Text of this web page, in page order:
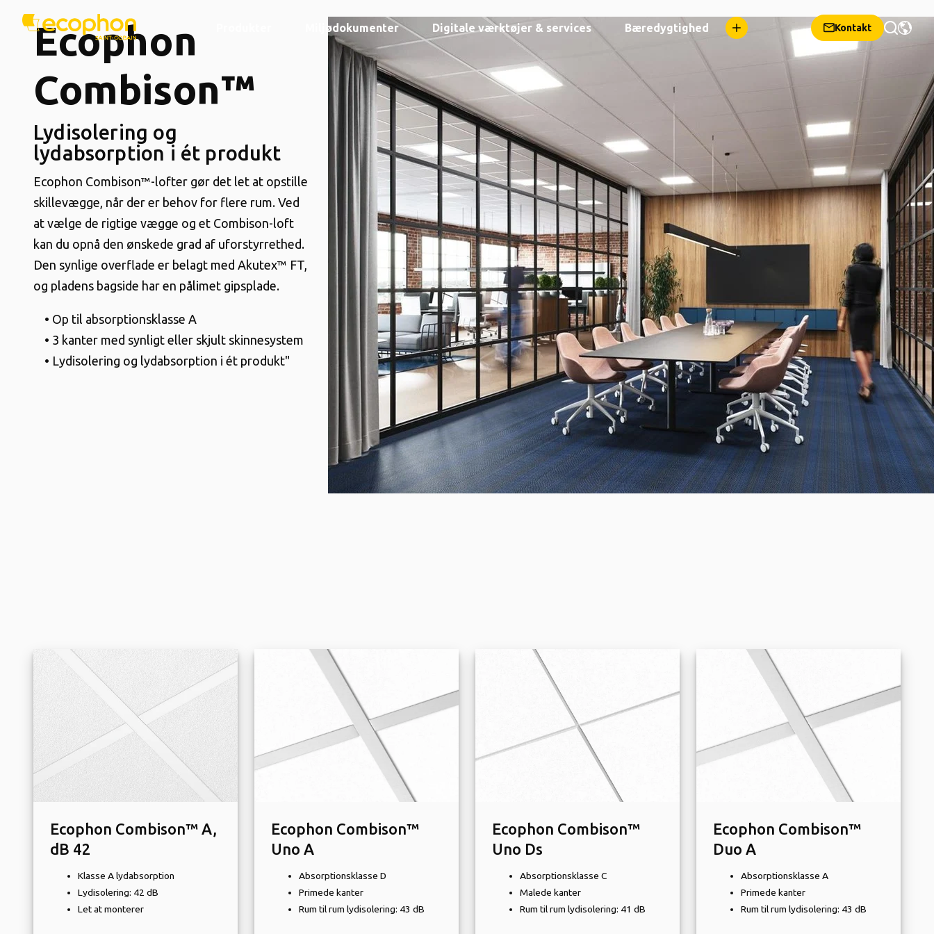
Miljødokumenter Digitale værktøjer & services Bæredygtighed Kontakt
Ecophon
Combison™
Lydisolering og
lydabsorption i ét produkt
Ecophon Combison™-lofter gør det let at opstille
skillevægge, når der er behov for flere rum. Ved
at vælge de rigtige vægge og et Combison-loft
kan du opnå den ønskede grad af uforstyrrethed.
Den synlige overflade er belagt med Akutex™ FT,
og pladens bagside har en pålimet gipsplade.
• Op til absorptionsklasse A
• 3 kanter med synligt eller skjult skinnesystem
• Lydisolering og lydabsorption i ét produkt"
Ecophon Combison™ A,
dB 42
Klasse A lydabsorption
Lydisolering: 42 dB
Let at monterer
Ecophon Combison™
Uno A
Absorptionsklasse D
Primede kanter
Rum til rum lydisolering: 43 dB
Ecophon Combison™
Uno Ds
Absorptionsklasse C
Malede kanter
Rum til rum lydisolering: 41 dB
Ecophon Combison™
Duo A
Absorptionsklasse A
Primede kanter
Rum til rum lydisolering: 43 dB